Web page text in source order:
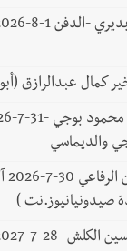
كمال عبدالرازق (أبو خالد
والديماسي
صيدونيانيوز.نت )